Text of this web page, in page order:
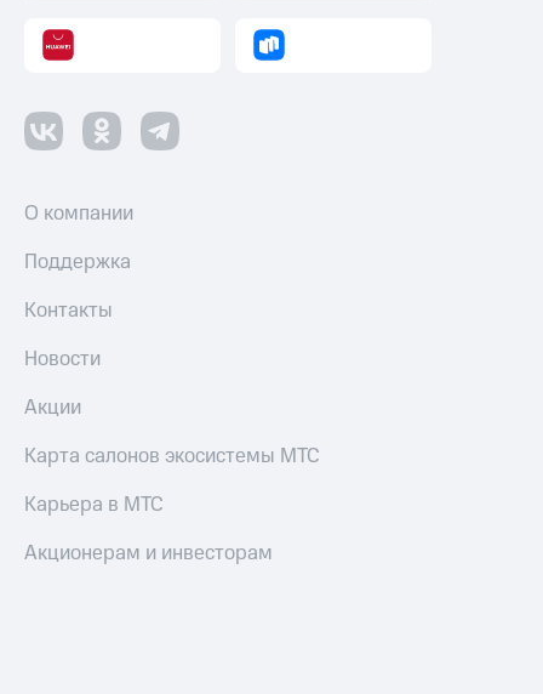
О компании
Поддержка
Контакты
Новости
Акции
Карта салонов экосистемы МТС
Карьера в МТС
Акционерам и инвесторам